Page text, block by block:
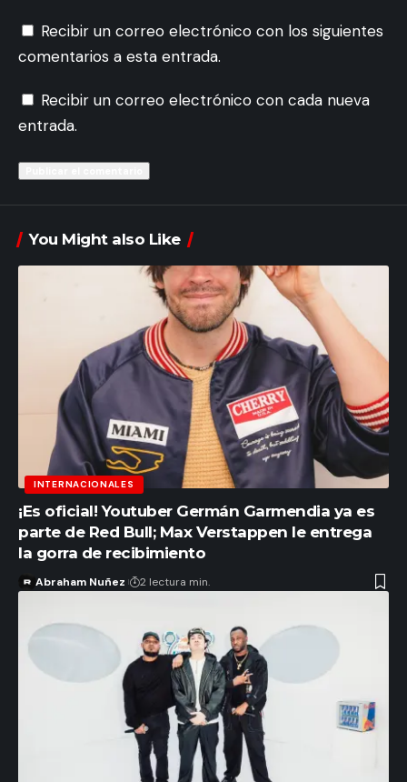
Recibir un correo electrónico con los siguientes
comentarios a esta entrada.
Recibir un correo electrónico con cada nueva
entrada.
You Might also Like
INTERNACIONALES
¡Es oficial! Youtuber Germán Garmendia ya es
parte de Red Bull; Max Verstappen le entrega
la gorra de recibimiento
Abraham Nuñez 2 lectura min.